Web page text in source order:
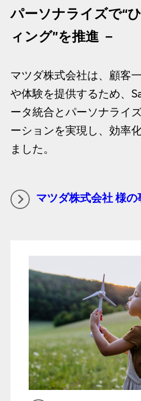
パーソナライズで“
ィング”を推進 －
マツダ株式会社は、顧客
や体験を提供するため、
ータ統合とパーソナライ
ーションを実現し、効率
ました。
マツダ株式会社 様の